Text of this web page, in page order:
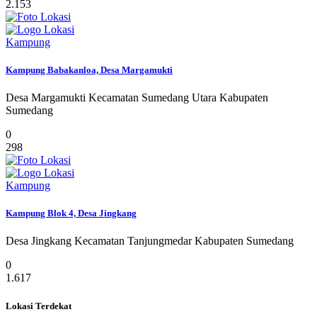
2.153
Kampung
Kampung Babakanloa, Desa Margamukti
Desa Margamukti Kecamatan Sumedang Utara Kabupaten
Sumedang
0
298
Kampung
Kampung Blok 4, Desa Jingkang
Desa Jingkang Kecamatan Tanjungmedar Kabupaten Sumedang
0
1.617
Lokasi Terdekat